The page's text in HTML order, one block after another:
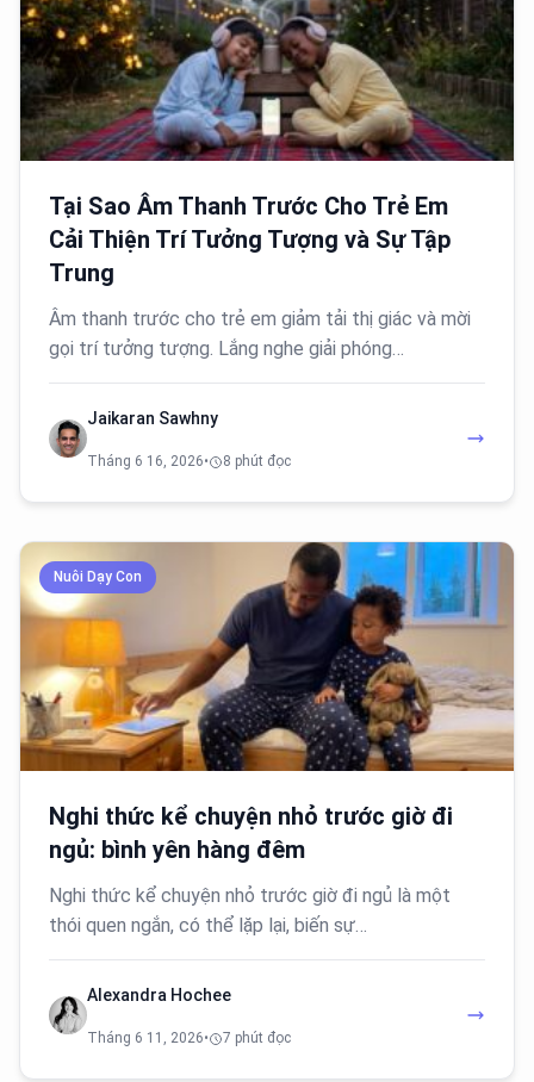
Tại Sao Âm Thanh Trước Cho Trẻ Em
Cải Thiện Trí Tưởng Tượng và Sự Tập
Trung
Âm thanh trước cho trẻ em giảm tải thị giác và mời
gọi trí tưởng tượng. Lắng nghe giải phóng…
Jaikaran Sawhny
Tháng 6 16, 2026• 8 phút đọc
Nuôi Dạy Con
Nghi thức kể chuyện nhỏ trước giờ đi
ngủ: bình yên hàng đêm
Nghi thức kể chuyện nhỏ trước giờ đi ngủ là một
thói quen ngắn, có thể lặp lại, biến sự…
Alexandra Hochee
Tháng 6 11, 2026• 7 phút đọc